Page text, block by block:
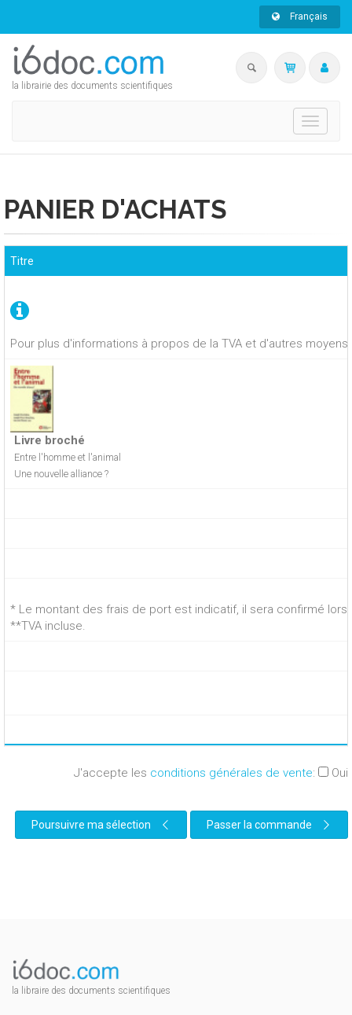
Français
la librairie des documents scientifiques
Toggle
PANIER D'ACHATS
Pour plus d'informations à propos de la TVA et d'autres
Titre
Livre broché
Entre l'homme et l'animal
Une nouvelle alliance ?
* Le montant des frais de port est indicatif, il sera confirmé
**TVA incluse.
J'accepte les conditions générales de vente: Oui
Poursuivre ma sélection Passer la commande
la libraire des documents scientifiques